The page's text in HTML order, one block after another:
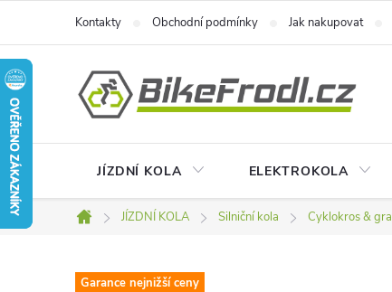
obsah
Kontakty Obchodní podmínky Jak nakupovat
JÍZDNÍ KOLA ELEKTROKOLA
Domů
JÍZDNÍ KOLA Silniční kola Cyklokros &
Garance nejnižší ceny